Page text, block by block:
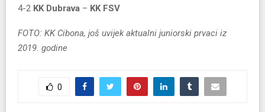
4-2 KK Dubrava – KK FSV
FOTO: KK Cibona, još uvijek aktualni juniorski prvaci iz
2019. godine
0